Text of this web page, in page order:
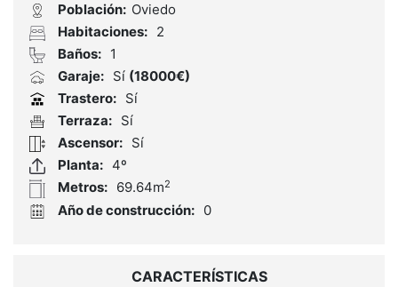
Población: Oviedo
Habitaciones: 2
Baños: 1
Garaje: Sí (18000€)
Trastero: Sí
Terraza: Sí
Ascensor: Sí
Planta: 4º
Metros: 69.64m2
Año de construcción: 0
CARACTERÍSTICAS